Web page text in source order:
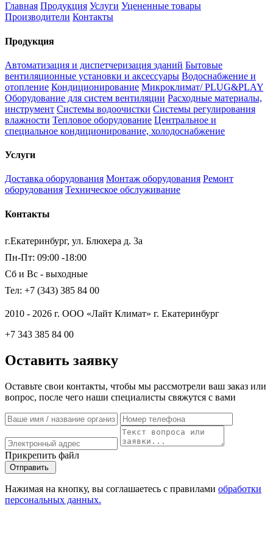
Главная Продукция Услуги Уцененные товары
Производители Контакты
Продукция
Автоматизация и диспетчеризация зданий Бытовые
вентиляционные установки и аксессуары Водоснабжение и
отопление Кондиционирование Микроклимат/ PLUG&PLAY
Оборудование для систем вентиляции Расходные материалы,
инструмент Системы водоочистки Системы регулирования
влажности Тепловое оборудование Центральное и
специальное кондиционирование, холодоснабжение
Услуги
Доставка оборудования Монтаж оборудования Ремонт
оборудования Техническое обслуживание
Контакты
г.Екатеринбург, ул. Блюхера д. 3а
Пн-Пт: 09:00 -18:00
Сб и Вс - выходные
Тел: +7 (343) 385 84 00
2010 - 2026 г. ООО «Лайт Климат» г. Екатеринбург
+7 343 385 84 00
Оставить заявку
Оставьте свои контакты, чтобы мы рассмотрели ваш заказ или
вопрос, после чего наши специалисты свяжутся с вами
Прикрепить файл
Отправить
Нажимая на кнопку, вы соглашаетесь с правилами обработки
персональных данных.